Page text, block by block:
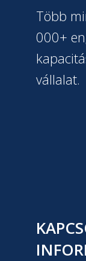
Több
000+
vállalat.